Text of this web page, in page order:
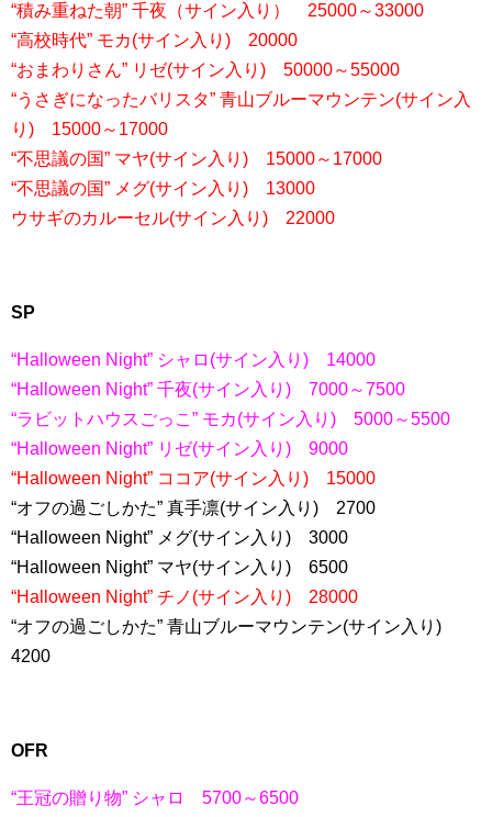
“積み重ねた朝” 千夜（サイン入り） 25000～33000
“高校時代” モカ(サイン入り) 20000
“おまわりさん” リゼ(サイン入り) 50000～55000
“うさぎになったバリスタ” 青山ブルーマウンテン(サイン入
り) 15000～17000
“不思議の国” マヤ(サイン入り) 15000～17000
“不思議の国” メグ(サイン入り) 13000
ウサギのカルーセル(サイン入り) 22000
SP
“Halloween Night” シャロ(サイン入り) 14000
“Halloween Night” 千夜(サイン入り) 7000～7500
“ラビットハウスごっこ” モカ(サイン入り) 5000～5500
“Halloween Night” リゼ(サイン入り) 9000
“Halloween Night” ココア(サイン入り) 15000
“オフの過ごしかた” 真手凛(サイン入り) 2700
“Halloween Night” メグ(サイン入り) 3000
“Halloween Night” マヤ(サイン入り) 6500
“Halloween Night” チノ(サイン入り) 28000
“オフの過ごしかた” 青山ブルーマウンテン(サイン入り)
4200
OFR
“王冠の贈り物” シャロ 5700～6500